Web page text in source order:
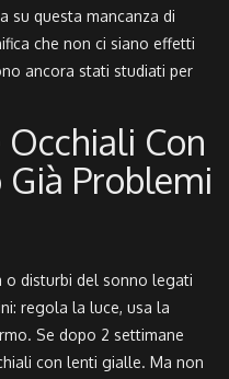
su questa mancanza di
che non ci siano effetti
ancora stati studiati per
Con
Problemi
o disturbi del sonno legati
regola la luce, usa la
Se dopo 2 settimane
con lenti gialle. Ma non